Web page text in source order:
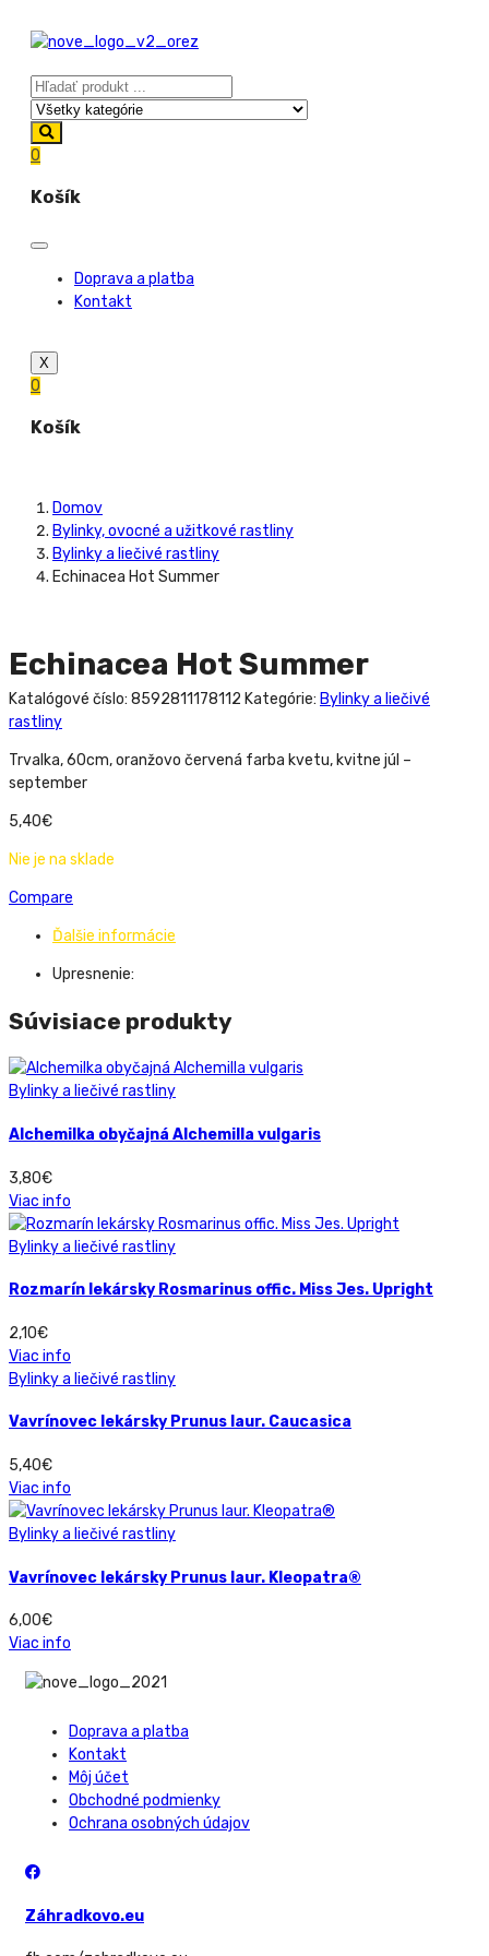
0
Košík
Doprava a platba
Kontakt
X
0
Košík
Domov
Bylinky, ovocné a užitkové rastliny
Bylinky a liečivé rastliny
Echinacea Hot Summer
Echinacea Hot Summer
Katalógové číslo: 8592811178112 Kategórie: Bylinky a liečivé
rastliny
Trvalka, 60cm, oranžovo červená farba kvetu, kvitne júl –
september
5,40€
Nie je na sklade
Compare
Ďalšie informácie
Upresnenie:
Súvisiace produkty
Bylinky a liečivé rastliny
Alchemilka obyčajná Alchemilla vulgaris
3,80€
Viac info
Bylinky a liečivé rastliny
Rozmarín lekársky Rosmarinus offic. Miss Jes. Upright
2,10€
Viac info
Bylinky a liečivé rastliny
Vavrínovec lekársky Prunus laur. Caucasica
5,40€
Viac info
Bylinky a liečivé rastliny
Vavrínovec lekársky Prunus laur. Kleopatra®
6,00€
Viac info
Doprava a platba
Kontakt
Môj účet
Obchodné podmienky
Ochrana osobných údajov
Záhradkovo.eu